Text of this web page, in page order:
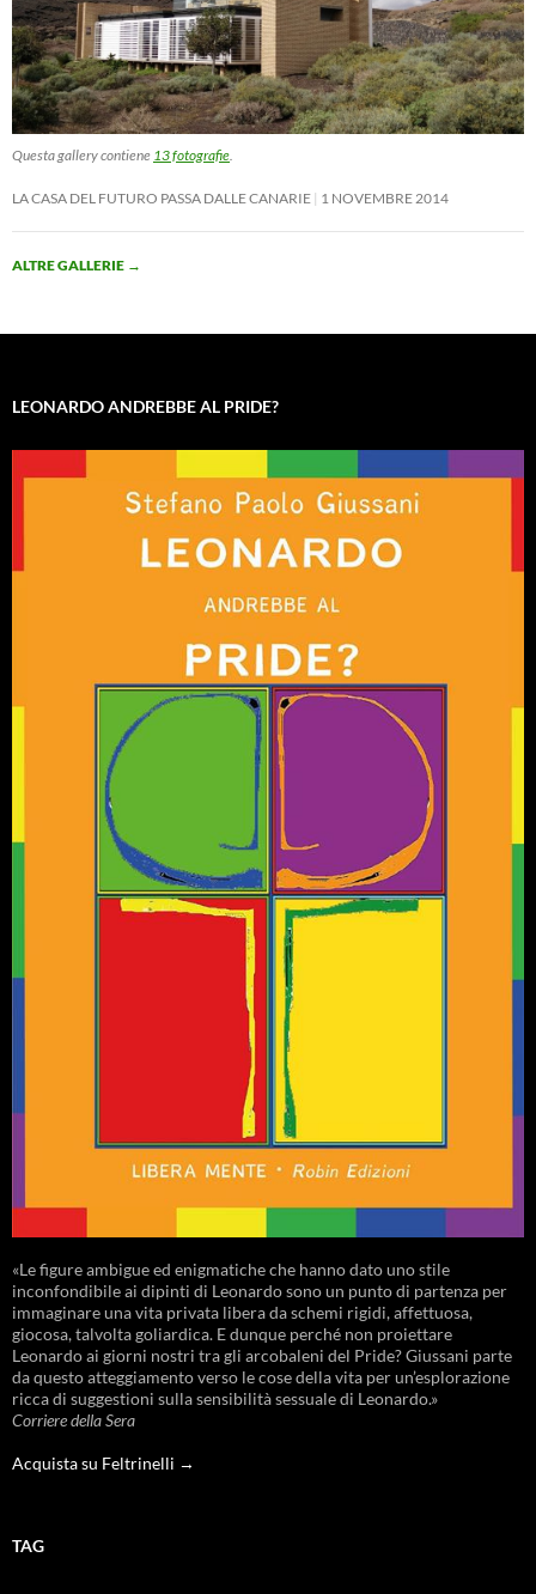
Questa gallery contiene 13 fotografie.
LA CASA DEL FUTURO PASSA DALLE CANARIE 1 NOVEMBRE 2014
ALTRE GALLERIE →
LEONARDO ANDREBBE AL PRIDE?
«Le figure ambigue ed enigmatiche che hanno dato uno stile
inconfondibile ai dipinti di Leonardo sono un punto di partenza per
immaginare una vita privata libera da schemi rigidi, affettuosa,
giocosa, talvolta goliardica. E dunque perché non proiettare
Leonardo ai giorni nostri tra gli arcobaleni del Pride? Giussani parte
da questo atteggiamento verso le cose della vita per un’esplorazione
ricca di suggestioni sulla sensibilità sessuale di Leonardo.»
Corriere della Sera
Acquista su Feltrinelli →
TAG